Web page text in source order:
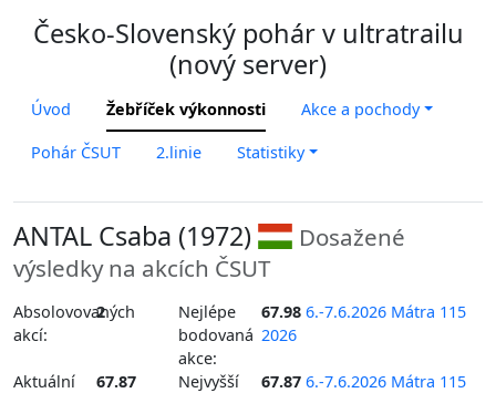
Česko-Slovenský pohár v ultratrailu
(nový server)
Úvod Žebříček výkonnosti Akce a pochody
Pohár ČSUT 2.linie Statistiky
ANTAL Csaba (1972)
Dosažené
výsledky na akcích ČSUT
Absolovovaných
akcí:
2
Nejlépe
bodovaná
akce:
67.98 6.-7.6.2026 Mátra 115
2026
Aktuální
67.87
Nejvyšší
67.87 6.-7.6.2026 Mátra 115